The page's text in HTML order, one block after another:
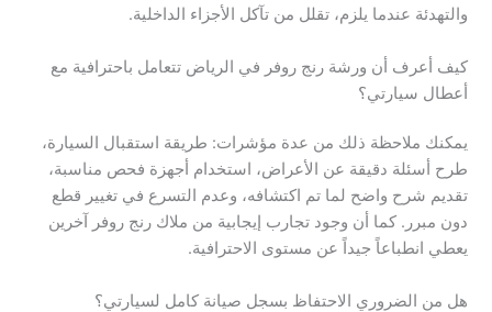
والتهدئة عندما يلزم، تقلل من تآكل الأجزاء الداخلية.
كيف أعرف أن ورشة رنج روفر في الرياض تتعامل باحترافية مع
أعطال سيارتي؟
يمكنك ملاحظة ذلك من عدة مؤشرات: طريقة استقبال السيارة،
طرح أسئلة دقيقة عن الأعراض، استخدام أجهزة فحص مناسبة،
تقديم شرح واضح لما تم اكتشافه، وعدم التسرع في تغيير قطع
دون مبرر. كما أن وجود تجارب إيجابية من ملاك رنج روفر آخرين
يعطي انطباعاً جيداً عن مستوى الاحترافية.
هل من الضروري الاحتفاظ بسجل صيانة كامل لسيارتي؟